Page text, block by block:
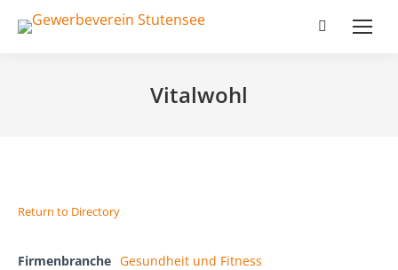
Search:
Vitalwohl
Return to Directory
Firmenbranche Gesundheit und Fitness